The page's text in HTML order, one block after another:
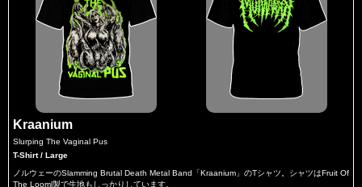
Kraanium
Slurping The Vaginal Pus
T-Shirt / Large
ノルウェーのSlamming Brutal Death Metal Band「Kraanium」のTシャツ。シャツはFruit Of
The Looml製で生地もしっかりしています。